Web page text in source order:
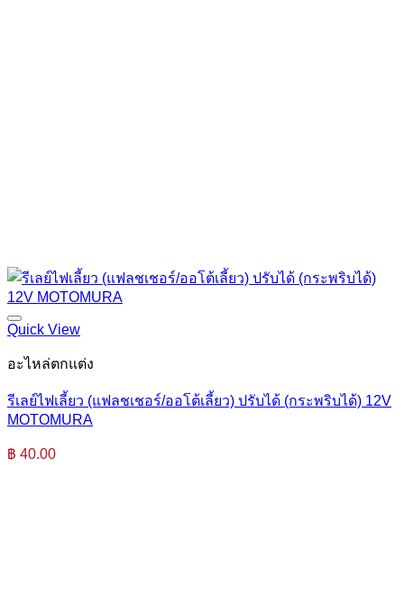
Quick View
อะไหล่ตกแต่ง
รีเลย์ไฟเลี้ยว (แฟลชเชอร์/ออโต้เลี้ยว) ปรับได้ (กระพริบได้) 12V
MOTOMURA
฿ 40.00